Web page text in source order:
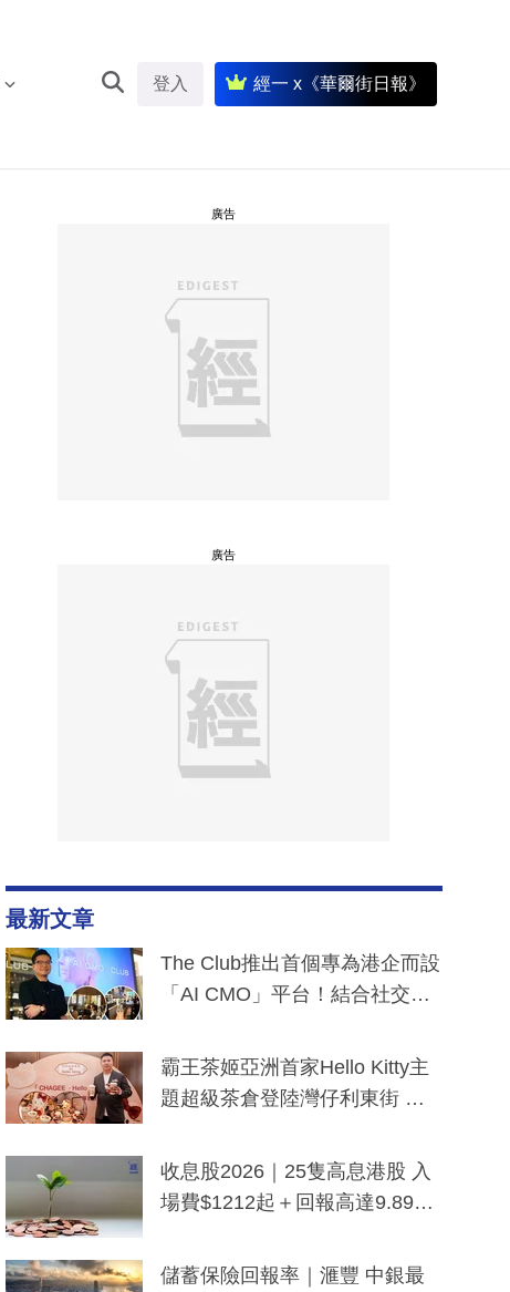
登入 經一 x《華爾街日報》
廣告
廣告
最新文章
The Club推出首個專為港企而設
「AI CMO」平台！結合社交聆
分鐘生成「貼地」宣傳短片
霸王茶姬亞洲首家Hello Kitty主
題超級茶倉登陸灣仔利東街 推
y及香港限定特調系列
收息股2026｜25隻高息港股 入
場費$1212起＋回報高達9.89
儲蓄保險回報率｜滙豐 中銀最